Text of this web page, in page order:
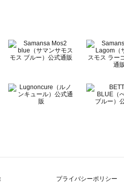
プライバシーポリシー